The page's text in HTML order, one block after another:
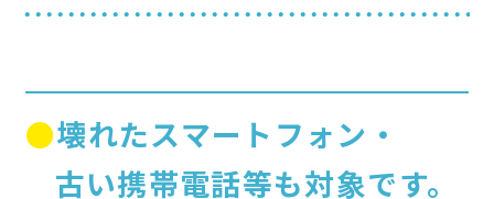
●壊れたスマートフォン・
古い携帯電話等も対象です。